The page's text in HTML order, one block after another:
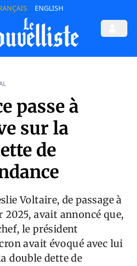
ENGLISH
passe à
sur la
de
Voltaire, de passage à
2025, avait annoncé que,
le président
avait évoqué avec lui
double dette de